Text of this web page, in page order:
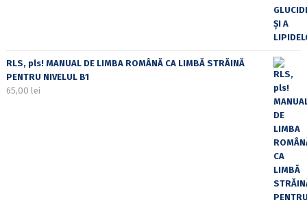
RLS, pls! MANUAL DE LIMBA ROMÂNĂ CA LIMBĂ STRĂINĂ
PENTRU NIVELUL B1
65,00 lei